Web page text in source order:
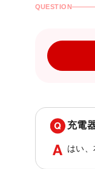
QUESTION
充電
はい